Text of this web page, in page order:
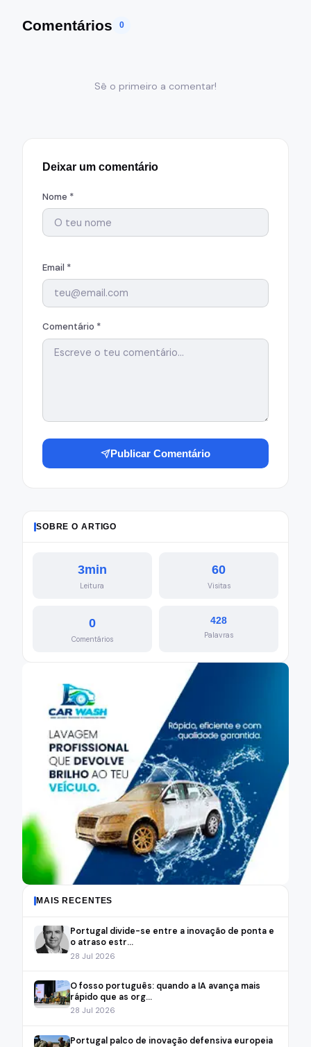
Comentários 0
Sê o primeiro a comentar!
Deixar um comentário
Nome *
Email *
Comentário *
Publicar Comentário
SOBRE O ARTIGO
3min
Leitura
60
Visitas
0
Comentários
428
Palavras
MAIS RECENTES
Portugal divide-se entre a inovação de ponta e
o atraso estr...
28 Jul 2026
O fosso português: quando a IA avança mais
rápido que as org...
28 Jul 2026
Portugal palco de inovação defensiva europeia